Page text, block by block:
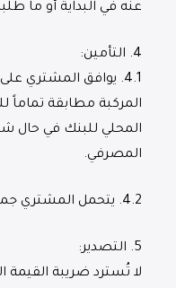
عنه في البداية أو ما
4. التأمين:
4.1.
يوافق المشتري
المركبة مطابقة تماماً
المحلي للبنك في حال
المصرفي.
4.2. يتحمل المشتري
5. التصدير:
لا تُسترد ضريبة القيمة